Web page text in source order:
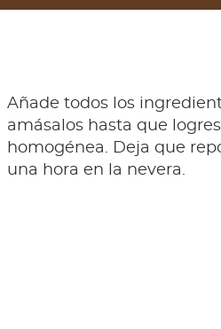
Añade todos los
amásalos hasta que
homogénea. Deja que
una hora en la nevera.